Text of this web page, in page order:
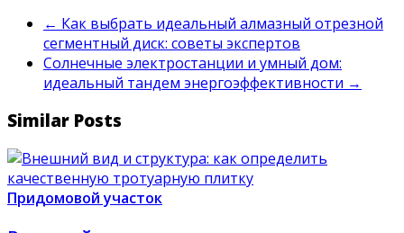
← Как выбрать идеальный алмазный отрезной
сегментный диск: советы экспертов
Солнечные электростанции и умный дом:
идеальный тандем энергоэффективности →
Similar Posts
Придомовой участок